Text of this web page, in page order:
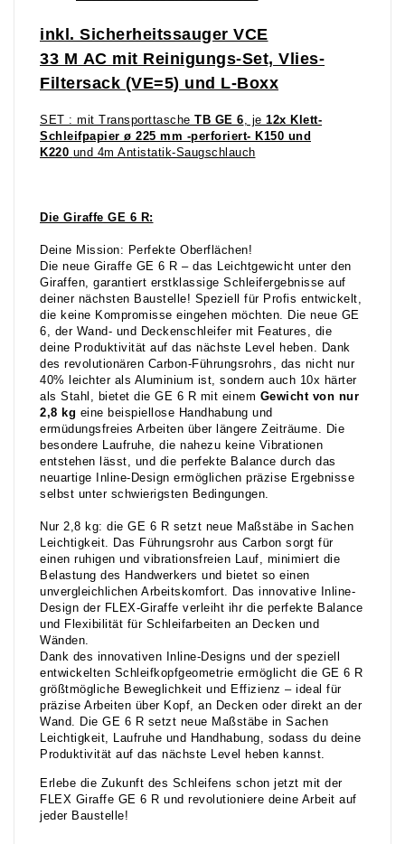
inkl. Sicherheitssauger VCE
33 M AC mit Reinigungs-Set, Vlies-
Filtersack (VE=5) und L-Boxx
SET : mit Transporttasche TB GE 6, je 12x Klett-
Schleifpapier ø 225 mm -perforiert- K150 und
K220 und 4m Antistatik-Saugschlauch
Die Giraffe GE 6 R:
Deine Mission: Perfekte Oberflächen!
Die neue Giraffe GE 6 R – das Leichtgewicht unter den
Giraffen, garantiert erstklassige Schleifergebnisse auf
deiner nächsten Baustelle! Speziell für Profis entwickelt,
die keine Kompromisse eingehen möchten. Die neue GE
6, der Wand- und Deckenschleifer mit Features, die
deine Produktivität auf das nächste Level heben. Dank
des revolutionären Carbon-Führungsrohrs, das nicht nur
40% leichter als Aluminium ist, sondern auch 10x härter
als Stahl, bietet die GE 6 R mit einem Gewicht von nur
2,8 kg eine beispiellose Handhabung und
ermüdungsfreies Arbeiten über längere Zeiträume. Die
besondere Laufruhe, die nahezu keine Vibrationen
entstehen lässt, und die perfekte Balance durch das
neuartige Inline-Design ermöglichen präzise Ergebnisse
selbst unter schwierigsten Bedingungen.
Nur 2,8 kg: die GE 6 R setzt neue Maßstäbe in Sachen
Leichtigkeit. Das Führungsrohr aus Carbon sorgt für
einen ruhigen und vibrationsfreien Lauf, minimiert die
Belastung des Handwerkers und bietet so einen
unvergleichlichen Arbeitskomfort. Das innovative Inline-
Design der FLEX-Giraffe verleiht ihr die perfekte Balance
und Flexibilität für Schleifarbeiten an Decken und
Wänden.
Dank des innovativen Inline-Designs und der speziell
entwickelten Schleifkopfgeometrie ermöglicht die GE 6 R
größtmögliche Beweglichkeit und Effizienz – ideal für
präzise Arbeiten über Kopf, an Decken oder direkt an der
Wand. Die GE 6 R setzt neue Maßstäbe in Sachen
Leichtigkeit, Laufruhe und Handhabung, sodass du deine
Produktivität auf das nächste Level heben kannst.
Erlebe die Zukunft des Schleifens schon jetzt mit der
FLEX Giraffe GE 6 R und revolutioniere deine Arbeit auf
jeder Baustelle!